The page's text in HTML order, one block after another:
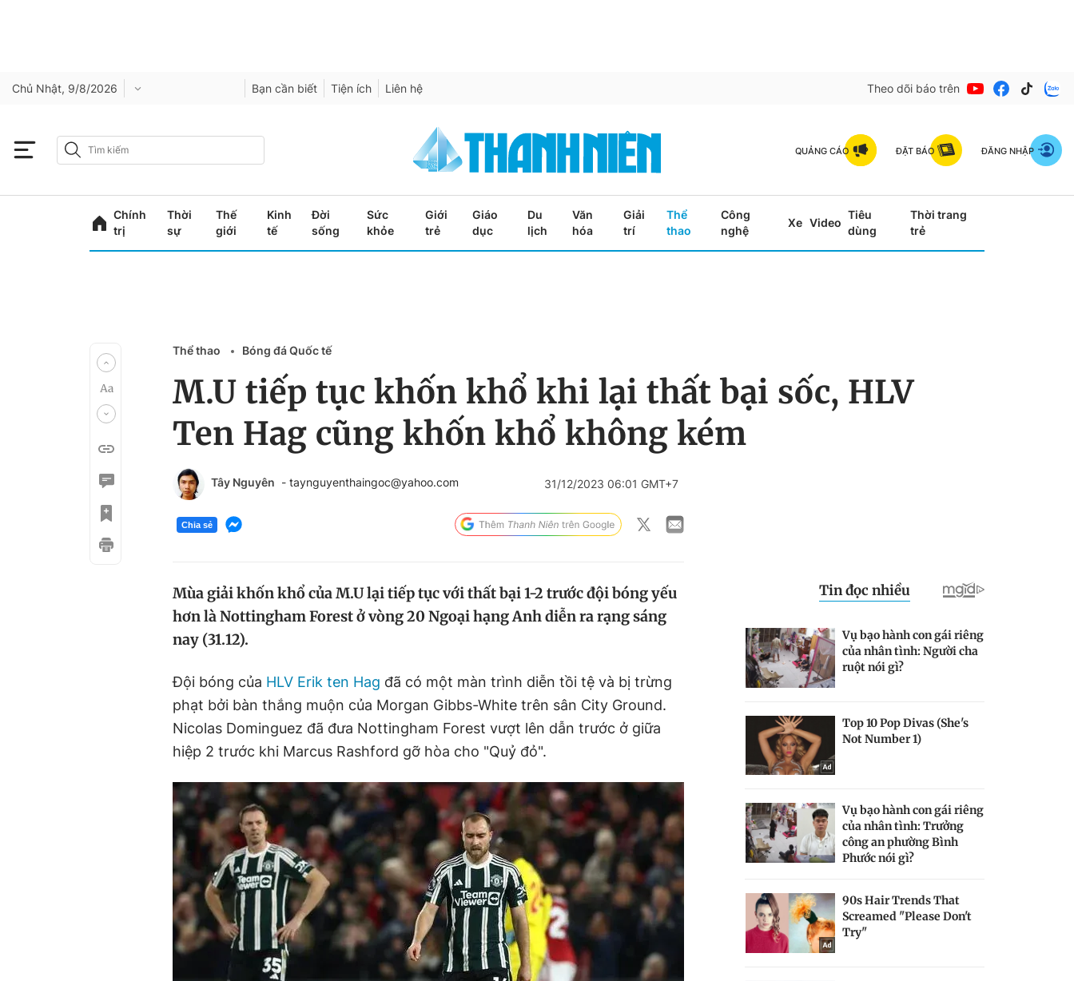
Chủ Nhật, 9/8/2026 Bạn cần biết Tiện ích Liên hệ Theo dõi báo trên
QUẢNG CÁO ĐẶT BÁO ĐĂNG NHẬP
Chính
trị
Thời
sự
Thế
giới
Kinh
tế
Đời
sống
Sức
khỏe
Giới
trẻ
Giáo
dục
Du
lịch
Văn
hóa
Giải
trí
Thể
thao
Công
nghệ
Xe Video
Tiêu
dùng
Thời trang
trẻ
Thể thao Bóng đá Quốc tế
M.U tiếp tục khốn khổ khi lại thất bại sốc, HLV
Ten Hag cũng khốn khổ không kém
Tây Nguyên - taynguyenthaingoc@yahoo.com 31/12/2023 06:01 GMT+7
Chia sẻ
Mùa giải khốn khổ của M.U lại tiếp tục với thất bại 1-2 trước đội bóng yếu
hơn là Nottingham Forest ở vòng 20 Ngoại hạng Anh diễn ra rạng sáng
nay (31.12).
Đội bóng của HLV Erik ten Hag đã có một màn trình diễn tồi tệ và bị trừng
phạt bởi bàn thắng muộn của Morgan Gibbs-White trên sân City Ground.
Nicolas Dominguez đã đưa Nottingham Forest vượt lên dẫn trước ở giữa
hiệp 2 trước khi Marcus Rashford gỡ hòa cho "Quỷ đỏ".